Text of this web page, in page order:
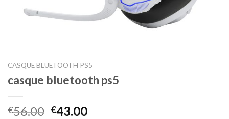
CASQUE BLUETOOTH PS5
casque bluetooth ps5
€56.00 €43.00